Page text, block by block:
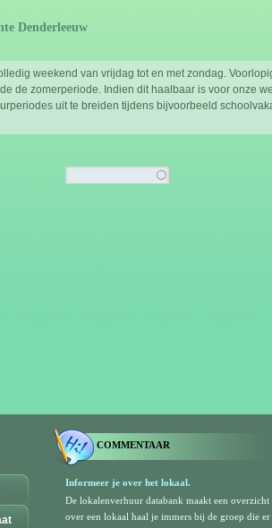
Denderleeuw
weekend van vrijdag tot en met zondag.
de zomerperiode. Indien dit haalbaar is voor onze
uit te breiden tijdens bijvoorbeeld
COMMENTAAR
Informeer je over het lokaal.
De lokalenverhuur databank maakt een
over een lokaal haal je immers bij de groep die er